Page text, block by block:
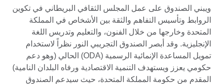
ويبني الصندوق على عمل المجلس الثقافي البريطاني في تكوين
الروابط وتأسيس التفاهم والثقة بين الأشخاص في المملكة
المتحدة وخارجها من خلال الفنون، والتعليم وتدريس اللغة
الإنجليزية. وقد أبصر الصندوق التجريبي النور نظراً لاستخدام
تمويل المساعدة الإنمائية الرسمية (ODA) الحالي (وهو دعم
حكومي يعزز ويستهدف التنمية الاقتصادية ورفاه البلدان النامية)
المقدم من حكومة المملكة المتحدة، حيث سيدعم الصندوق